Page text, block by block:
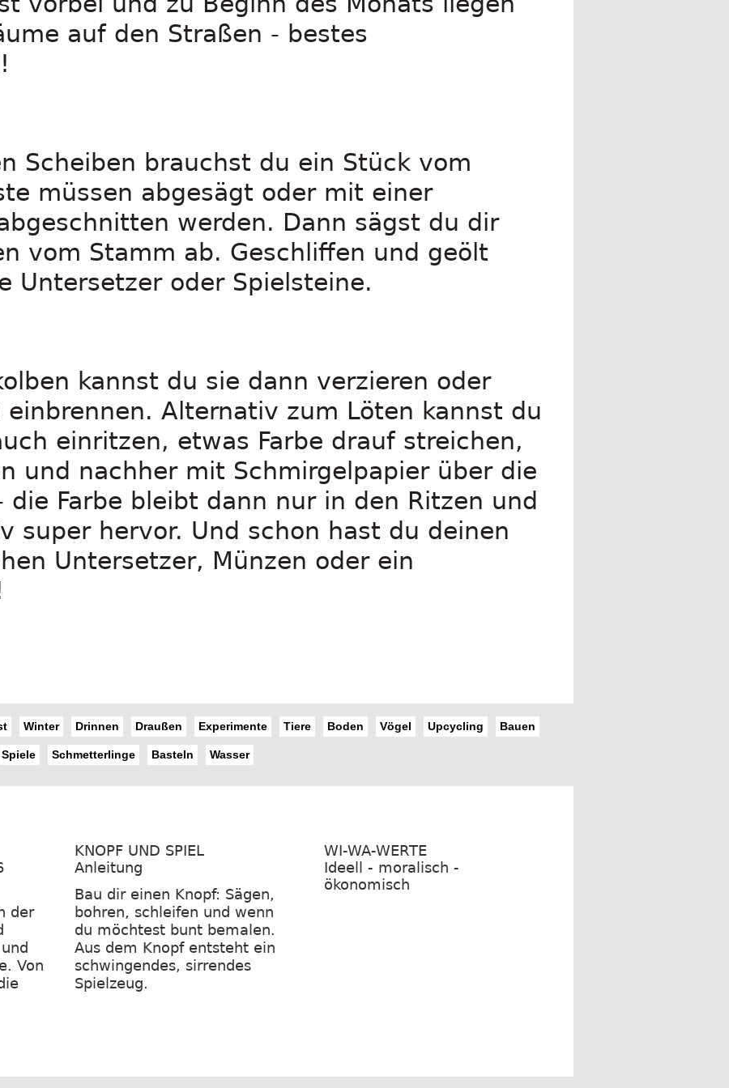
auf den Straßen - bestes
Scheiben brauchst du ein Stück vom
müssen abgesägt oder mit einer
werden. Dann sägst du dir
vom Stamm ab. Geschliffen und geölt
Untersetzer oder Spielsteine.
kannst du sie dann verzieren oder
einbrennen. Alternativ zum Löten kannst du
einritzen, etwas Farbe drauf streichen,
und nachher mit Schmirgelpapier über die
die Farbe bleibt dann nur in den Ritzen und
super hervor. Und schon hast du deinen
Untersetzer, Münzen oder ein
Winter Drinnen Draußen Experimente Tiere Boden Vögel Upcycling Bauen
Spiele Schmetterlinge Basteln Wasser
der
Von
KNOPF UND SPIEL
Anleitung
Bau dir einen Knopf: Sägen,
bohren, schleifen und wenn
du möchtest bunt bemalen.
Aus dem Knopf entsteht ein
schwingendes, sirrendes
Spielzeug.
WI-WA-WERTE
Ideell - moralisch -
ökonomisch